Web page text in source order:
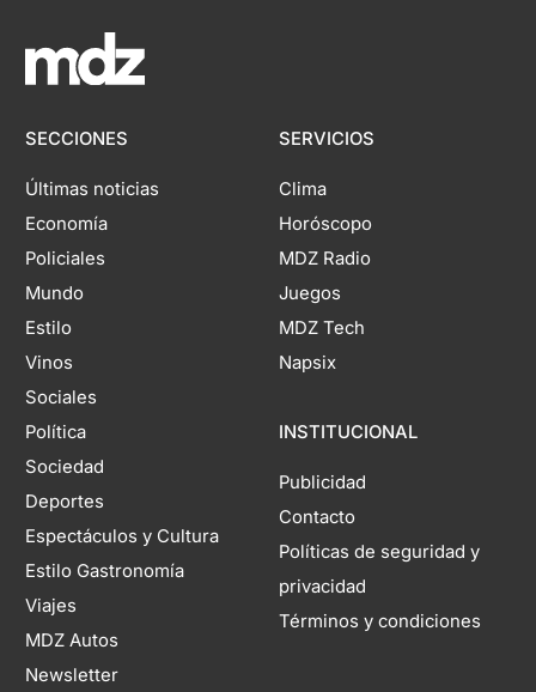
SECCIONES
Últimas noticias
Economía
Policiales
Mundo
Estilo
Vinos
Sociales
Política
Sociedad
Deportes
Espectáculos y Cultura
Estilo Gastronomía
Viajes
MDZ Autos
Newsletter
SERVICIOS
Clima
Horóscopo
MDZ Radio
Juegos
MDZ Tech
Napsix
INSTITUCIONAL
Publicidad
Contacto
Políticas de seguridad y
privacidad
Términos y condiciones